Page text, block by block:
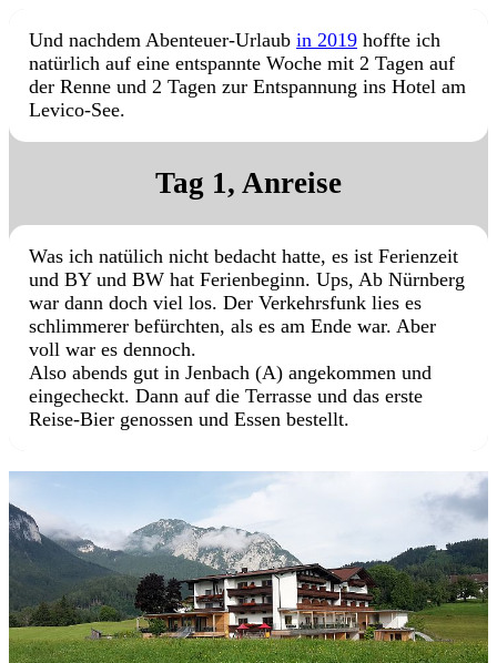
Und nachdem Abenteuer-Urlaub in 2019 hoffte ich
natürlich auf eine entspannte Woche mit 2 Tagen auf
der Renne und 2 Tagen zur Entspannung ins Hotel am
Levico-See.
Tag 1, Anreise
Was ich natülich nicht bedacht hatte, es ist Ferienzeit
und BY und BW hat Ferienbeginn. Ups, Ab Nürnberg
war dann doch viel los. Der Verkehrsfunk lies es
schlimmerer befürchten, als es am Ende war. Aber
voll war es dennoch.
Also abends gut in Jenbach (A) angekommen und
eingecheckt. Dann auf die Terrasse und das erste
Reise-Bier genossen und Essen bestellt.